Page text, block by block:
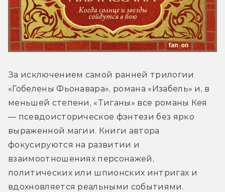
За исключением самой ранней трилогии
«Гобелены Фьонавара», романа «Изабель» и, в
меньшей степени, «Тиганы» все романы Кея
— псевдоисторическое фэнтези без ярко
выраженной магии. Книги автора
фокусируются на развитии и
взаимоотношениях персонажей,
политических или шпионских интригах и
вдохновляется реальными событиями.